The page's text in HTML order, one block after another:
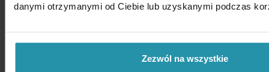
danymi otrzymanymi od Ciebie lub uzyskanymi podczas
Zezwól na wszystkie